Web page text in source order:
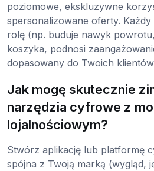
poziomowe, ekskluzywne
spersonalizowane oferty. Każdy
rolę (np. buduje nawyk
koszyka, podnosi
dopasowany do Twoich
Jak mogę skutecznie
narzędzia cyfrowe z
lojalnościowym?
Stwórz aplikację lub platformę
spójna z Twoją marką (wygląd,